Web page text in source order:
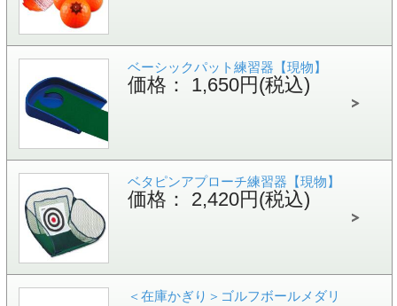
ベーシックパット練習器【現物】
価格： 1,650円(税込)
ベタピンアプローチ練習器【現物】
価格： 2,420円(税込)
＜在庫かぎり＞ゴルフボールメダリ